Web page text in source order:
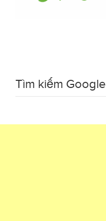
Tìm kiếm Google